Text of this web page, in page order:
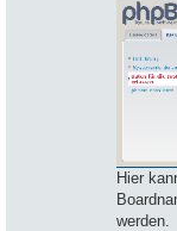
Hier
werden.